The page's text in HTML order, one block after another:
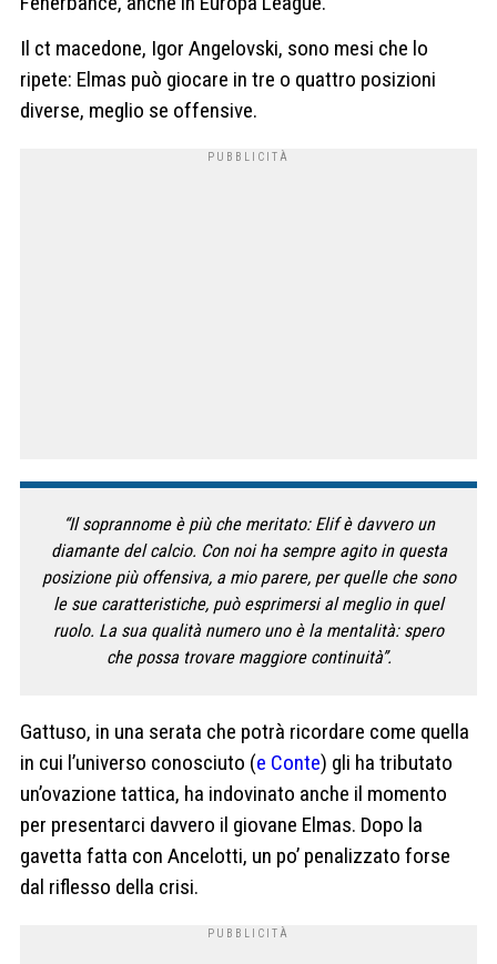
Il ct macedone, Igor Angelovski, sono mesi che lo
ripete: Elmas può giocare in tre o quattro posizioni
diverse, meglio se offensive.
“Il soprannome è più che meritato: Elif è davvero un
diamante del calcio. Con noi ha sempre agito in questa
posizione più offensiva, a mio parere, per quelle che sono
le sue caratteristiche, può esprimersi al meglio in quel
ruolo. La sua qualità numero uno è la mentalità: spero
che possa trovare maggiore continuità”.
Gattuso, in una serata che potrà ricordare come quella
in cui l’universo conosciuto (e Conte) gli ha tributato
un’ovazione tattica, ha indovinato anche il momento
per presentarci davvero il giovane Elmas. Dopo la
gavetta fatta con Ancelotti, un po’ penalizzato forse
dal riflesso della crisi.